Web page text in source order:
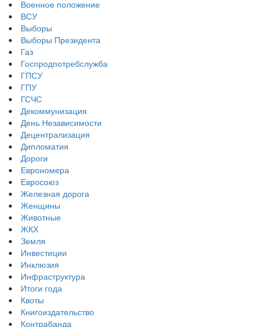
Военное положение
ВСУ
Выборы
Выборы Президента
Газ
Госпродпотребслужба
ГПСУ
ГПУ
ГСЧС
Декоммунизация
День Независимости
Децентрализация
Дипломатия
Дороги
Еврономера
Евросоюз
Железная дорога
Женщины
Животные
ЖКХ
Земля
Инвестиции
Инклюзия
Инфраструктура
Итоги года
Квоты
Книгоиздательство
Контрабанда